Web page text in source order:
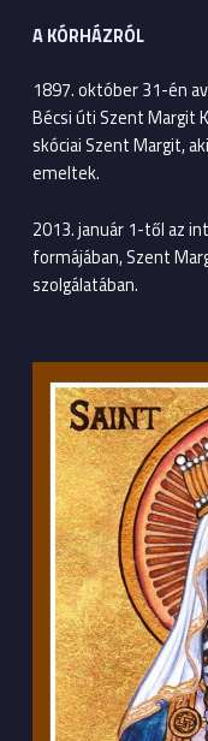
A KÓRHÁZRÓL
1897. október 31-én
Bécsi úti Szent Margit
skóciai Szent Margit,
emeltek.
2013. január 1-től az
formájában, Szent
szolgálatában.